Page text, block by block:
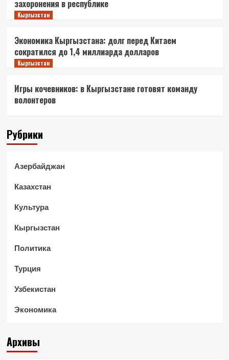
захоронения в республике
Кыргызстан
Экономика Кыргызстана: долг перед Китаем
сократился до 1,4 миллиарда долларов
Кыргызстан
Игры кочевников: в Кыргызстане готовят команду
волонтеров
Рубрики
Азербайджан
Казахстан
Культура
Кыргызстан
Политика
Турция
Узбекистан
Экономика
Архивы